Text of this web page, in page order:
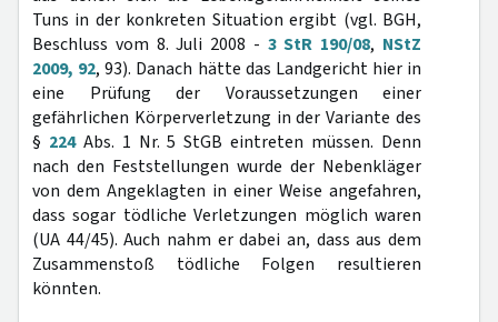
Tuns in der konkreten Situation ergibt (vgl. BGH,
Beschluss vom 8. Juli 2008 - 3 StR 190/08, NStZ
2009, 92, 93). Danach hätte das Landgericht hier in
eine Prüfung der Voraussetzungen einer
gefährlichen Körperverletzung in der Variante des
§ 224Abs. 1 Nr. 5 StGB eintreten müssen. Denn
nach den Feststellungen wurde der Nebenkläger
von dem Angeklagten in einer Weise angefahren,
dass sogar tödliche Verletzungen möglich waren
(UA 44/45). Auch nahm er dabei an, dass aus dem
Zusammenstoß tödliche Folgen resultieren
könnten.